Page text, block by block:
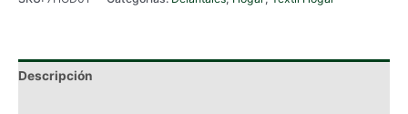
Descripción